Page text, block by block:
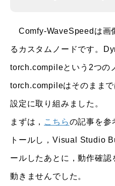
Comfy-WaveSpeedは画
るカスタムノードです。
torch.compileという2つの
torch.compileはそのまま
設定に取り組みました。
まずは， こちらの記事を参
トールし，Visual Studio
ールしたあとに，動作確認
動きませんでした。